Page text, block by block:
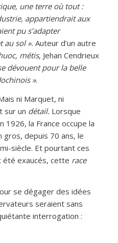
une terre où tout :
appartiendrait aux
pu s’adapter
au sol ». Auteur d’un autre
métis, Jehan Cendrieux
dévouent pour la belle
».
ni Marquet, ni
sur un détail. Lorsque
1926, la France occupe la
gros, depuis 70 ans, le
siècle. Et pourtant ces
été exaucés, cette race
se dégager des idées
seraient sans
interrogation :